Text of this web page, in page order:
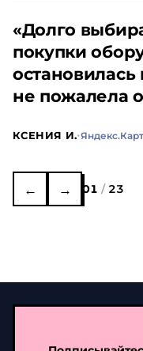
«Долго
покупки
не пожалела
КСЕНИЯ И.·
← → 01 / 23